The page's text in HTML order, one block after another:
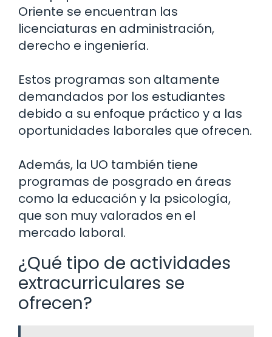
Oriente se encuentran las
licenciaturas en administración,
derecho e ingeniería.
Estos programas son altamente
demandados por los estudiantes
debido a su enfoque práctico y a las
oportunidades laborales que ofrecen.
Además, la UO también tiene
programas de posgrado en áreas
como la educación y la psicología,
que son muy valorados en el
mercado laboral.
¿Qué tipo de actividades
extracurriculares se
ofrecen?